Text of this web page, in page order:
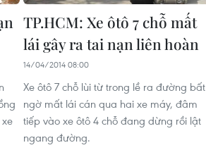
TP.HCM: Xe ôtô 7 chỗ mất
lái gây ra tai nạn liên hoàn
14/04/2014 08:00
Xe ôtô 7 chỗ lùi từ trong lề ra đường bất
ngờ mất lái cán qua hai xe máy, đâm
tiếp vào xe ôtô 4 chỗ đang dừng rồi lật
ngang đường.